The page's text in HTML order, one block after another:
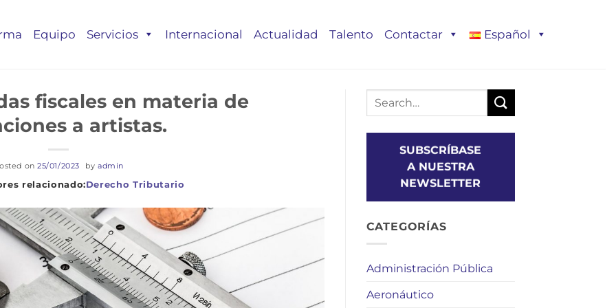
Equipo Servicios Internacional Actualidad Talento Contactar Español
Derecho Tributario
fiscales en materia de
a artistas.
on25/01/2023 byadmin
SUBSCRÍBASE
A NUESTRA
NEWSLETTER
CATEGORÍAS
Administración Pública
Aeronáutico